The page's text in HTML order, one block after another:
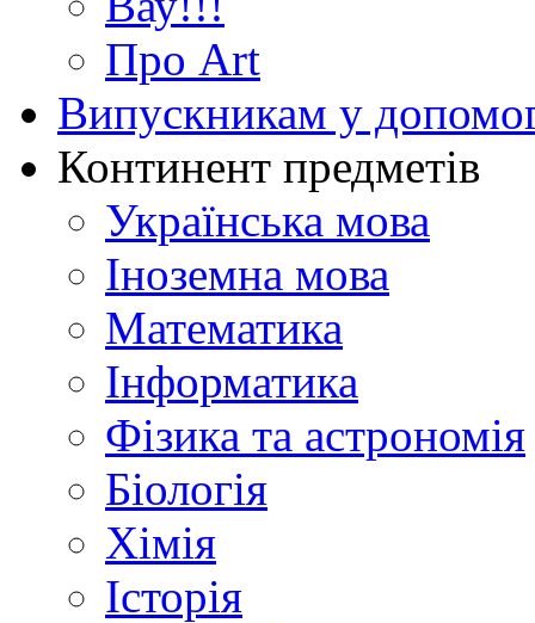
Про Art
Випускникам у
Континент предметів
Українська мова
Іноземна мова
Математика
Інформатика
Фізика та астрономія
Біологія
Хімія
Історія